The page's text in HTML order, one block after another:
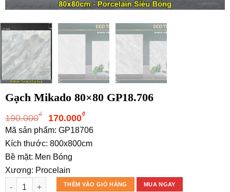
Gạch Mikado 80×80 GP18.706
190.000₫
Giá
gốc
là:
190.000₫.
170.000₫Giá
hiện
tại
Mã sản phẩm: GP18706
Kích thước: 800x800cm
Bề mặt: Men Bóng
Xương: Procelain
Gạch Mikado 80×80 GP18.706 số lượng
THÊM VÀO GIỎ HÀNG MUA NGAY